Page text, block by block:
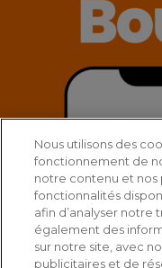
Nous utilisons des
fonctionnement de
notre contenu et nos
fonctionnalités
afin d’analyser notre
également des
sur notre site, avec
publicitaires et de